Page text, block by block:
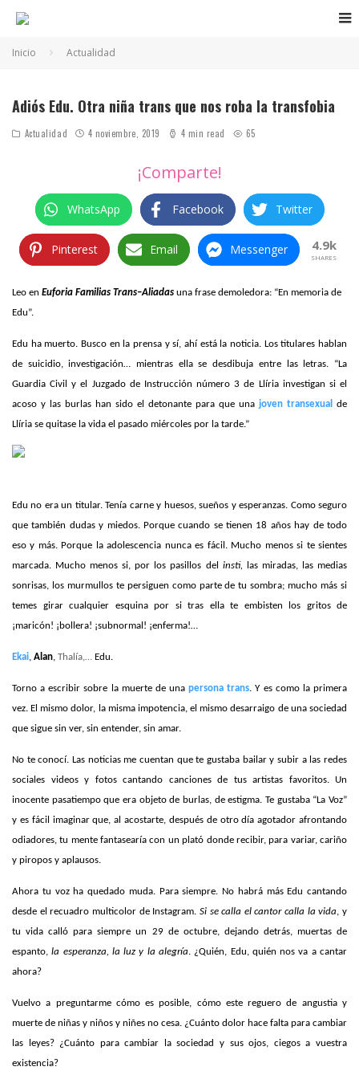
Inicio Actualidad
Adiós Edu. Otra niña trans que nos roba la transfobia
Actualidad 4 noviembre, 2019 4 min read 65
¡Comparte!
WhatsApp Facebook Twitter
Pinterest Email Messenger 4.9k
SHARES
Leo en Euforia Familias Trans–Aliadas una frase demoledora: “En memoria de
Edu”.
Edu ha muerto. Busco en la prensa y sí, ahí está la noticia. Los titulares hablan
de suicidio, investigación… mientras ella se desdibuja entre las letras. “La
Guardia Civil y el Juzgado de Instrucción número 3 de Llíria investigan si el
acoso y las burlas han sido el detonante para que una joven transexual
de
Llíria se quitase la vida el pasado miércoles por la tarde.”
Edu no era un titular. Tenía carne y huesos, sueños y esperanzas. Como seguro
que también dudas y miedos. Porque cuando se tienen 18 años hay de todo
eso y más. Porque la adolescencia nunca es fácil. Mucho menos si te sientes
marcada. Mucho menos si, por los pasillos del insti, las miradas, las medias
sonrisas, los murmullos te persiguen como parte de tu sombra; mucho más si
temes girar cualquier esquina por si tras ella te embisten los gritos de
¡maricón! ¡bollera! ¡subnormal! ¡enferma!…
Ekai, Alan, Thalía,… Edu.
Torno a escribir sobre la muerte de unapersona trans. Y es como la primera
vez. El mismo dolor, la misma impotencia, el mismo desarraigo de una sociedad
que sigue sin ver, sin entender, sin amar.
No te conocí. Las noticias me cuentan que te gustaba bailar y subir a las redes
sociales videos y fotos cantando canciones de tus artistas favoritos. Un
inocente pasatiempo que era objeto de burlas, de estigma. Te gustaba “La Voz”
y es fácil imaginar que, al acostarte, después de otro día agotador afrontando
odiadores, tu mente fantasearía con un plató donde recibir, para variar, cariño
y piropos y aplausos.
Ahora tu voz ha quedado muda. Para siempre. No habrá más Edu cantando
desde el recuadro multicolor de Instagram. Si se calla el cantor calla la vida, y
tu vida calló para siempre un 29 de octubre, dejando detrás, muertas de
espanto,la esperanza, la luz y la alegría. ¿Quién, Edu, quién nos va a cantar
ahora?
Vuelvo a preguntarme cómo es posible, cómo este reguero de angustia y
muerte de niñas y niños y niñes no cesa. ¿Cuánto dolor hace falta para cambiar
las leyes? ¿Cuánto para cambiar la sociedad y sus ojos, ciegos a vuestra
existencia?